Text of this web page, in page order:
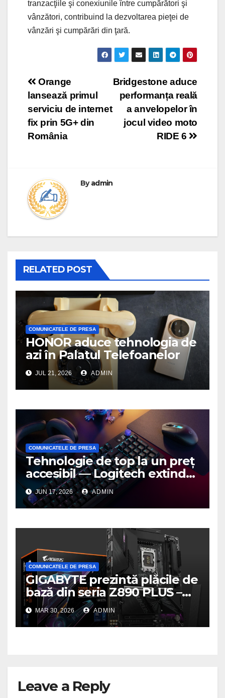
tranzacţiile şi conexiunile între cumpărători şi
vânzători, contribuind la dezvoltarea pieţei de
vânzări şi cumpărări din ţară.
Post
navigation
Bridgestone aduce
performanța reală
a anvelopelor în
jocul video moto
RIDE 6
Orange
lansează primul
serviciu de internet
fix prin 5G+ din
România
Byadmin
RELATED POST
COMUNICATELE DE PRESA
HONOR aduce tehnologia de
azi în Palatul Telefoanelor
JUL 21, 2026 ADMIN
COMUNICATELE DE PRESA
Tehnologie de top la un preț
accesibil — Logitech extinde
seria G3 cu un nou mouse și
o nouă tastatură pentru
gaming pe PC
JUN 17, 2026 ADMIN
COMUNICATELE DE PRESA
GIGABYTE prezintă plăcile de
bază din seria Z890 PLUS –
performanță de ultimă
generație la un nou nivel
MAR 30, 2026 ADMIN
Leave a Reply